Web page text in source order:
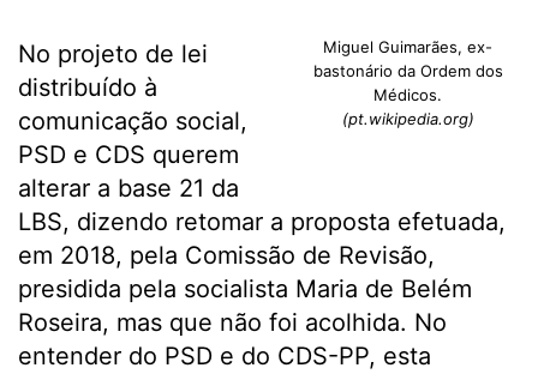
Miguel Guimarães, ex-
bastonário da Ordem dos
Médicos.
(pt.wikipedia.org)
No projeto de lei
distribuído à
comunicação social,
PSD e CDS querem
alterar a base 21 da
LBS, dizendo retomar a proposta efetuada,
em 2018, pela Comissão de Revisão,
presidida pela socialista Maria de Belém
Roseira, mas que não foi acolhida. No
entender do PSD e do CDS-PP, esta